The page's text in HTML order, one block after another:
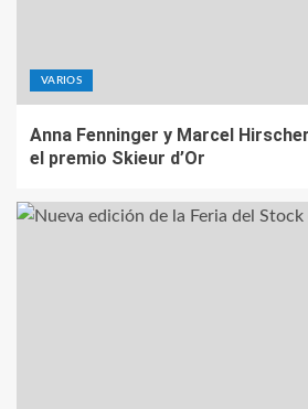
VARIOS
Anna Fenninger y Marcel
el premio Skieur d’Or